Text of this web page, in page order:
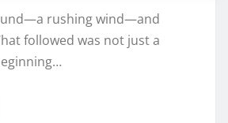
rushing wind—and
followed was not just a